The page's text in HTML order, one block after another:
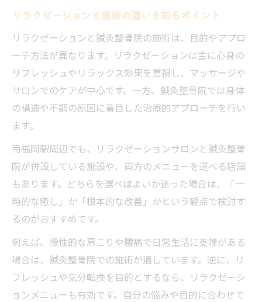
リラクゼーションと施術の違いを知るポイント
リラクゼーションと鍼灸整骨院の施術は、目的やアプロ
ーチ方法が異なります。リラクゼーションは主に心身の
リフレッシュやリラックス効果を重視し、マッサージや
サロンでのケアが中心です。一方、鍼灸整骨院では身体
の構造や不調の原因に着目した治療的アプローチを行い
ます。
南福岡駅周辺でも、リラクゼーションサロンと鍼灸整骨
院が併設している施設や、両方のメニューを選べる店舗
もあります。どちらを選べばよいか迷った場合は、「一
時的な癒し」か「根本的な改善」かという観点で検討す
るのがおすすめです。
例えば、慢性的な肩こりや腰痛で日常生活に支障がある
場合は、鍼灸整骨院での施術が適しています。逆に、リ
フレッシュや気分転換を目的とするなら、リラクゼーシ
ョンメニューも有効です。自分の悩みや目的に合わせて